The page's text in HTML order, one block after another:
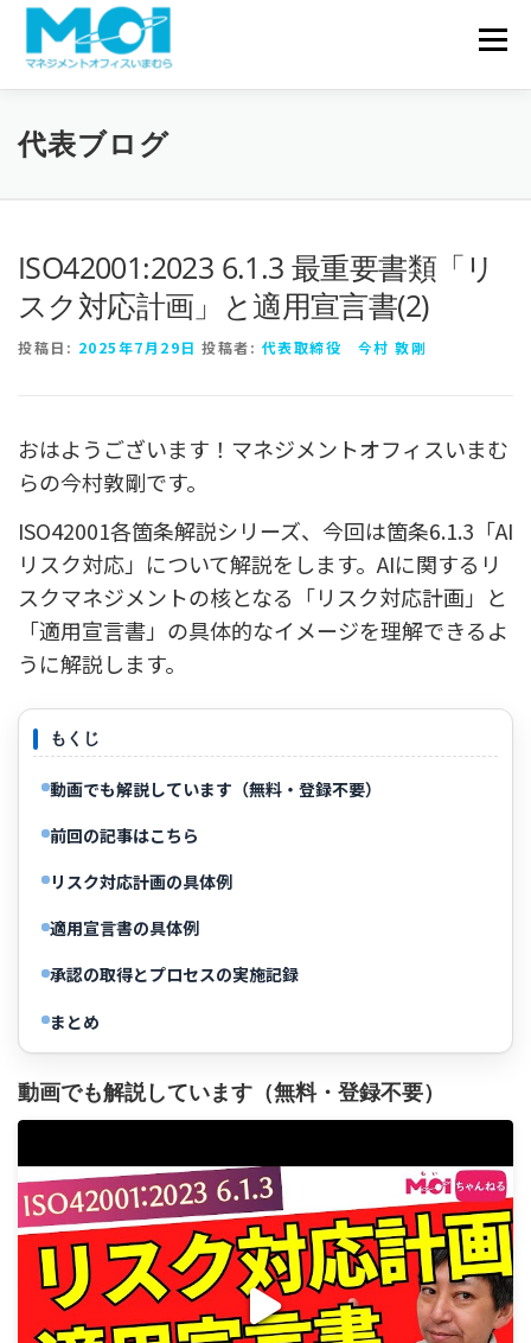
コンテンツへスキップ
メニ
代表ブログ
ISO42001:2023 6.1.3 最重要書類「リ
スク対応計画」と適用宣言書(2)
投稿日: 2025年7月29日 投稿者: 代表取締役 今村 敦剛
おはようございます！マネジメントオフィスいまむ
らの今村敦剛です。
ISO42001各箇条解説シリーズ、今回は箇条6.1.3「AI
リスク対応」について解説をします。AIに関するリ
スクマネジメントの核となる「リスク対応計画」と
「適用宣言書」の具体的なイメージを理解できるよ
うに解説します。
もくじ
動画でも解説しています（無料・登録不要）
前回の記事はこちら
リスク対応計画の具体例
適用宣言書の具体例
承認の取得とプロセスの実施記録
まとめ
動画でも解説しています（無料・登録不要）